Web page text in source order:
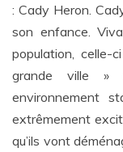
: Cady Heron.
son enfance.
population, celle-
grande ville »
environnement
extrêmement
qu’ils vont